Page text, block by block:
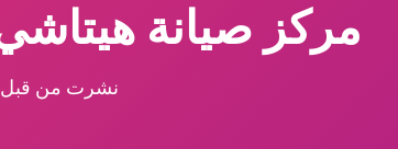
مركز صيانة هيتاشي
نشرت من قبل